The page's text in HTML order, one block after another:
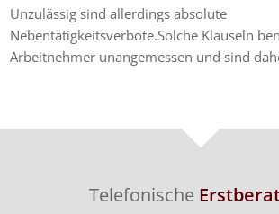
Unzulässig sind allerdings absolute
Nebentätigkeitsverbote.Solche Klauseln
Arbeitnehmer unangemessen und sind
Telefonische